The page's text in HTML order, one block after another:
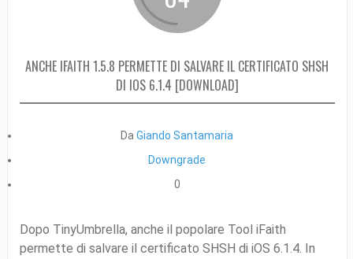
ANCHE IFAITH 1.5.8 PERMETTE DI SALVARE IL CERTIFICATO SHSH
DI IOS 6.1.4 [DOWNLOAD]
DaGiando Santamaria
Downgrade
0
Dopo TinyUmbrella, anche il popolare Tool iFaith
permette di salvare il certificato SHSH di iOS 6.1.4. In